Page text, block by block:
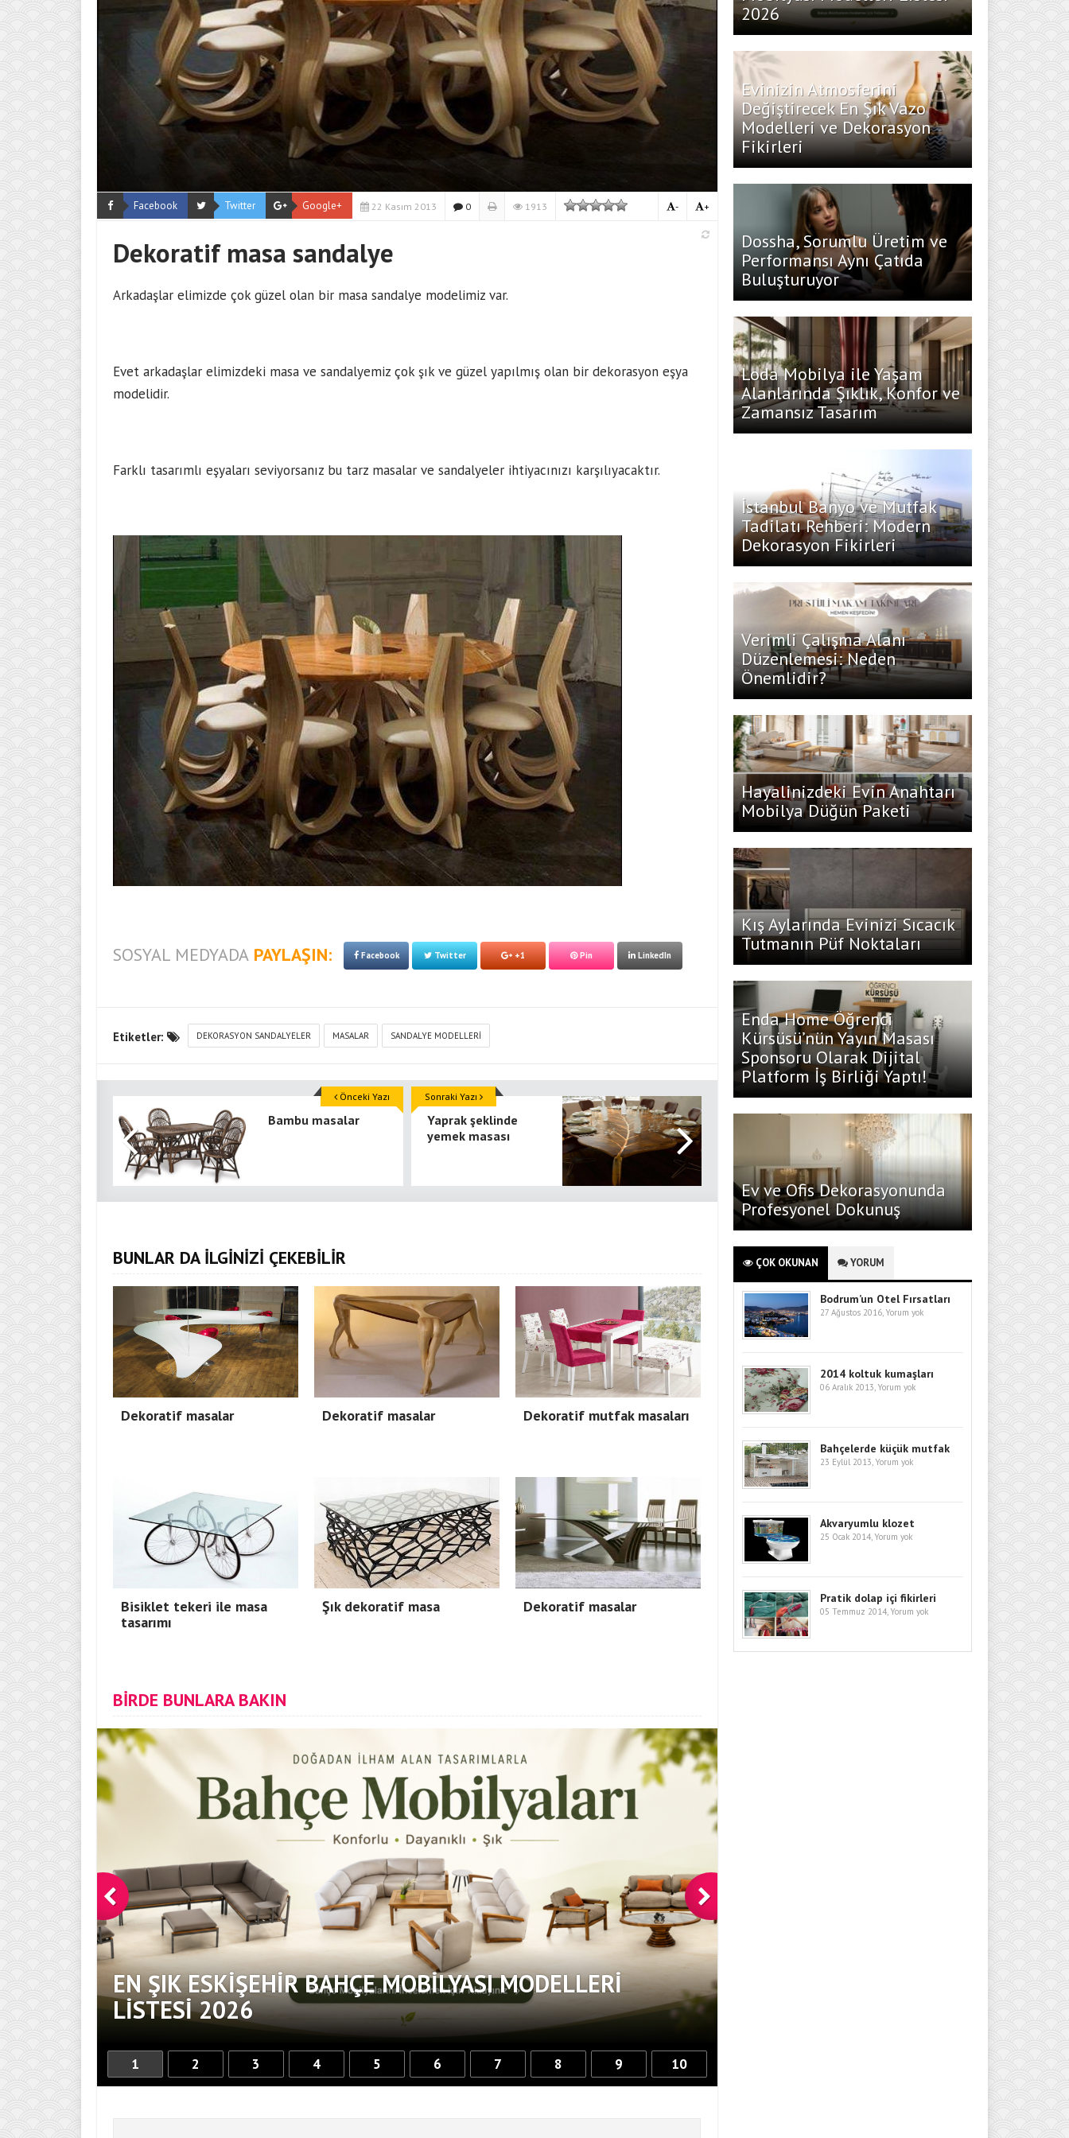
Facebook Twitter Google+ 22 Kasım 2013 0 1913 +
-
Dekoratif masa sandalye
Arkadaşlar elimizde çok güzel olan bir masa sandalye modelimiz var.
Evet arkadaşlar elimizdeki masa ve sandalyemiz çok şık ve güzel yapılmış olan bir dekorasyon eşya
modelidir.
Farklı tasarımlı eşyaları seviyorsanız bu tarz masalar ve sandalyeler ihtiyacınızı karşılıyacaktır.
SOSYAL MEDYADA PAYLAŞIN: Facebook Twitter +1 Pin LinkedIn
Etiketler: DEKORASYON SANDALYELER MASALAR SANDALYE MODELLERI
Bambu masalar
Önceki Yazı
Yaprak şeklinde
yemek masası
Sonraki Yazı
BUNLAR DA İLGİNİZİ ÇEKEBİLİR
Dekoratif masalar Dekoratif masalar Dekoratif mutfak masaları
Bisiklet tekeri ile masa
tasarımı
Şık dekoratif masa Dekoratif masalar
BİRDE BUNLARA BAKIN
EN ŞIK ESKIŞEHIR BAHÇE MOBILYASI MODELLERI
LISTESI 2026
EVINIZIN ATMOSFERINI
MODELLERI VE DEKORASYON
1 2 3 4 5 6 7 8 9 10
2026
Evinizin Atmosferini
Değiştirecek En Şık Vazo
Modelleri ve Dekorasyon
Fikirleri
Dossha, Sorumlu Üretim ve
Performansı Aynı Çatıda
Buluşturuyor
Loda Mobilya ile Yaşam
Alanlarında Şıklık, Konfor ve
Zamansız Tasarım
İstanbul Banyo ve Mutfak
Tadilatı Rehberi: Modern
Dekorasyon Fikirleri
Verimli Çalışma Alanı
Düzenlemesi: Neden
Önemlidir?
Hayalinizdeki Evin Anahtarı
Mobilya Düğün Paketi
Kış Aylarında Evinizi Sıcacık
Tutmanın Püf Noktaları
Enda Home Öğrenci
Kürsüsü’nün Yayın Masası
Sponsoru Olarak Dijital
Platform İş Birliği Yaptı!
Ev ve Ofis Dekorasyonunda
Profesyonel Dokunuş
ÇOK OKUNAN YORUM
Bodrum’un Otel Fırsatları
27 Ağustos 2016, Yorum yok
2014 koltuk kumaşları
06 Aralık 2013, Yorum yok
Bahçelerde küçük mutfak
23 Eylül 2013, Yorum yok
Akvaryumlu klozet
25 Ocak 2014, Yorum yok
Pratik dolap içi fikirleri
05 Temmuz 2014, Yorum yok